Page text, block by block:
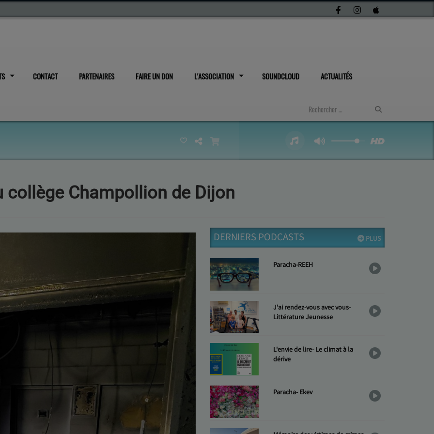
CONTACT PARTENAIRES FAIRE UN DON L'ASSOCIATION SOUNDCLOUD ACTUALITÉS
Champollion de Dijon
PLUS
DERNIERS PODCASTS
Paracha-REEH
J'ai rendez-vous avec vous-
Littérature Jeunesse
L'envie de lire- Le climat à la
dérive
Paracha- Ekev